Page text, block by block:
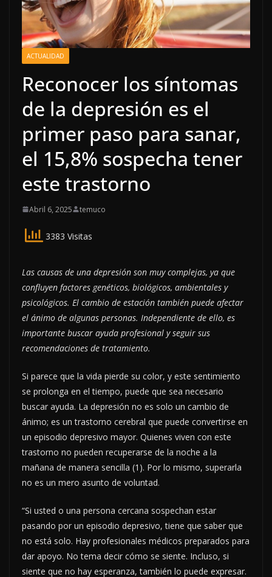
ACTUALIDAD
Reconocer los síntomas
de la depresión es el
primer paso para sanar,
el 15,8% sospecha tener
este trastorno
Abril 6, 2025 temuco
3383 Visitas
Las causas de una depresión son muy complejas, ya que
confluyen factores genéticos, biológicos, ambientales y
psicológicos. El cambio de estación también puede afectar
el ánimo de algunas personas. Independiente de ello, es
importante buscar ayuda profesional y seguir sus
recomendaciones de tratamiento.
Si parece que la vida pierde su color, y este sentimiento
se prolonga en el tiempo, puede que sea necesario
buscar ayuda. La depresión no es solo un cambio de
ánimo; es un trastorno cerebral que puede convertirse en
un episodio depresivo mayor. Quienes viven con este
trastorno no pueden recuperarse de la noche a la
mañana de manera sencilla (1). Por lo mismo, superarla
no es un mero asunto de voluntad.
“Si usted o una persona cercana sospechan estar
pasando por un episodio depresivo, tiene que saber que
no está solo. Hay profesionales médicos preparados para
dar apoyo. No tema decir cómo se siente. Incluso, si
siente que no hay esperanza, también lo puede expresar.